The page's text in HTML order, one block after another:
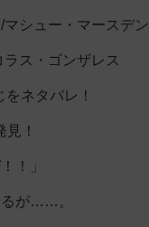
シュー・マースデン
ス・ゴンザレス
ネタバレ！
！
！」
るが……。